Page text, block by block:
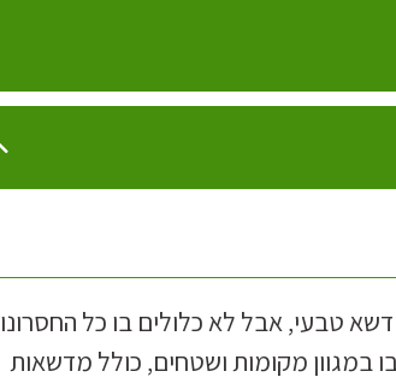
טבעי, אבל לא כלולים בו כל
מקומות ושטחים, כולל מדשאות